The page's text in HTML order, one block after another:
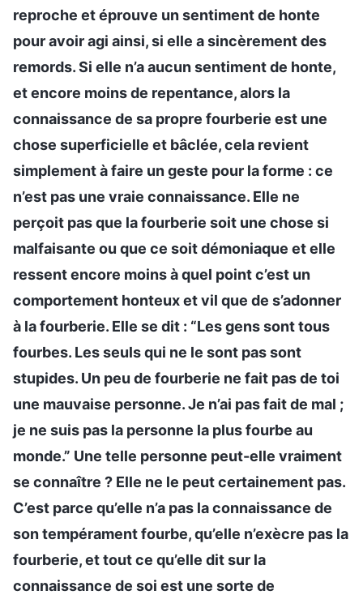
reproche et éprouve un sentiment de honte
pour avoir agi ainsi, si elle a sincèrement des
remords. Si elle n’a aucun sentiment de honte,
et encore moins de repentance, alors la
connaissance de sa propre fourberie est une
chose superficielle et bâclée, cela revient
simplement à faire un geste pour la forme : ce
n’est pas une vraie connaissance. Elle ne
perçoit pas que la fourberie soit une chose si
malfaisante ou que ce soit démoniaque et elle
ressent encore moins à quel point c’est un
comportement honteux et vil que de s’adonner
à la fourberie. Elle se dit : “Les gens sont tous
fourbes. Les seuls qui ne le sont pas sont
stupides. Un peu de fourberie ne fait pas de toi
une mauvaise personne. Je n’ai pas fait de mal ;
je ne suis pas la personne la plus fourbe au
monde.” Une telle personne peut-elle vraiment
se connaître ? Elle ne le peut certainement pas.
C’est parce qu’elle n’a pas la connaissance de
son tempérament fourbe, qu’elle n’exècre pas la
fourberie, et tout ce qu’elle dit sur la
connaissance de soi est une sorte de